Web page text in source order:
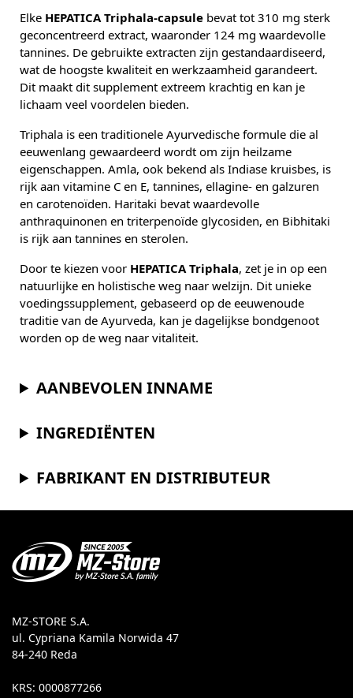
Elke HEPATICA Triphala-capsule bevat tot 310 mg sterk
geconcentreerd extract, waaronder 124 mg waardevolle
tannines. De gebruikte extracten zijn gestandaardiseerd,
wat de hoogste kwaliteit en werkzaamheid garandeert.
Dit maakt dit supplement extreem krachtig en kan je
lichaam veel voordelen bieden.
Triphala is een traditionele Ayurvedische formule die al
eeuwenlang gewaardeerd wordt om zijn heilzame
eigenschappen. Amla, ook bekend als Indiase kruisbes, is
rijk aan vitamine C en E, tannines, ellagine- en galzuren
en carotenoïden. Haritaki bevat waardevolle
anthraquinonen en triterpenoïde glycosiden, en Bibhitaki
is rijk aan tannines en sterolen.
Door te kiezen voor HEPATICA Triphala, zet je in op een
natuurlijke en holistische weg naar welzijn. Dit unieke
voedingssupplement, gebaseerd op de eeuwenoude
traditie van de Ayurveda, kan je dagelijkse bondgenoot
worden op de weg naar vitaliteit.
AANBEVOLEN INNAME
INGREDIËNTEN
FABRIKANT EN DISTRIBUTEUR
MZ-STORE S.A.
ul. Cypriana Kamila Norwida 47
84-240 Reda
KRS: 0000877266